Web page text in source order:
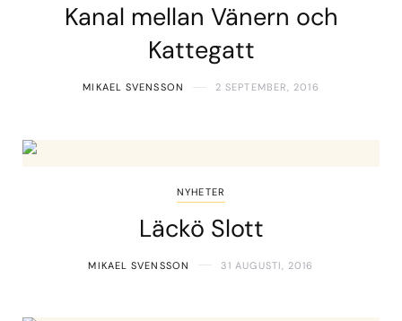
Kanal mellan Vänern och
Kattegatt
MIKAEL SVENSSON 2 SEPTEMBER, 2016
NYHETER
Läckö Slott
MIKAEL SVENSSON 31 AUGUSTI, 2016